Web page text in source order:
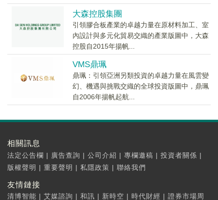
大森控股集團
引領膠合板產業的卓越力量在原材料加工、室
內設計與多元化貿易交織的產業版圖中，大森
控股自2015年揚帆...
VMS鼎珮
鼎珮：引領亞洲另類投資的卓越力量在風雲變
幻、機遇與挑戰交織的全球投資版圖中，鼎珮
自2006年揚帆起航...
相關訊息
法定公告欄 | 廣告查詢 | 公司介紹 | 專欄邀稿 | 投資者關係 |
版權聲明 | 重要聲明 | 私隱政策 | 聯絡我們
友情鏈接
清博智能 | 艾媒諮詢 | 和訊 | 新時空 | 時代財經 | 證券市場周